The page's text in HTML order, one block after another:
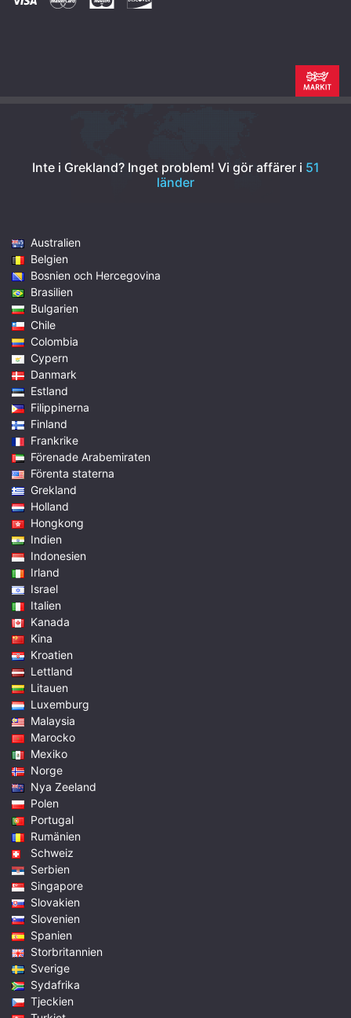
Inte i Grekland? Inget problem! Vi gör affärer i 51
länder
Australien
Belgien
Bosnien och Hercegovina
Brasilien
Bulgarien
Chile
Colombia
Cypern
Danmark
Estland
Filippinerna
Finland
Frankrike
Förenade Arabemiraten
Förenta staterna
Grekland
Holland
Hongkong
Indien
Indonesien
Irland
Israel
Italien
Kanada
Kina
Kroatien
Lettland
Litauen
Luxemburg
Malaysia
Marocko
Mexiko
Norge
Nya Zeeland
Polen
Portugal
Rumänien
Schweiz
Serbien
Singapore
Slovakien
Slovenien
Spanien
Storbritannien
Sverige
Sydafrika
Tjeckien